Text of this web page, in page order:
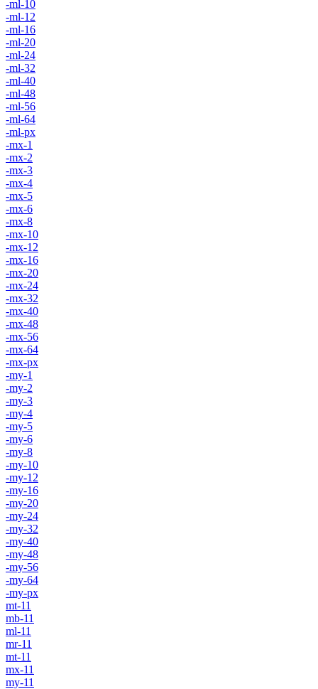
-ml-10
-ml-12
-ml-16
-ml-20
-ml-24
-ml-32
-ml-40
-ml-48
-ml-56
-ml-64
-ml-px
-mx-1
-mx-2
-mx-3
-mx-4
-mx-5
-mx-6
-mx-8
-mx-10
-mx-12
-mx-16
-mx-20
-mx-24
-mx-32
-mx-40
-mx-48
-mx-56
-mx-64
-mx-px
-my-1
-my-2
-my-3
-my-4
-my-5
-my-6
-my-8
-my-10
-my-12
-my-16
-my-20
-my-24
-my-32
-my-40
-my-48
-my-56
-my-64
-my-px
mt-11
mb-11
ml-11
mr-11
mt-11
mx-11
my-11